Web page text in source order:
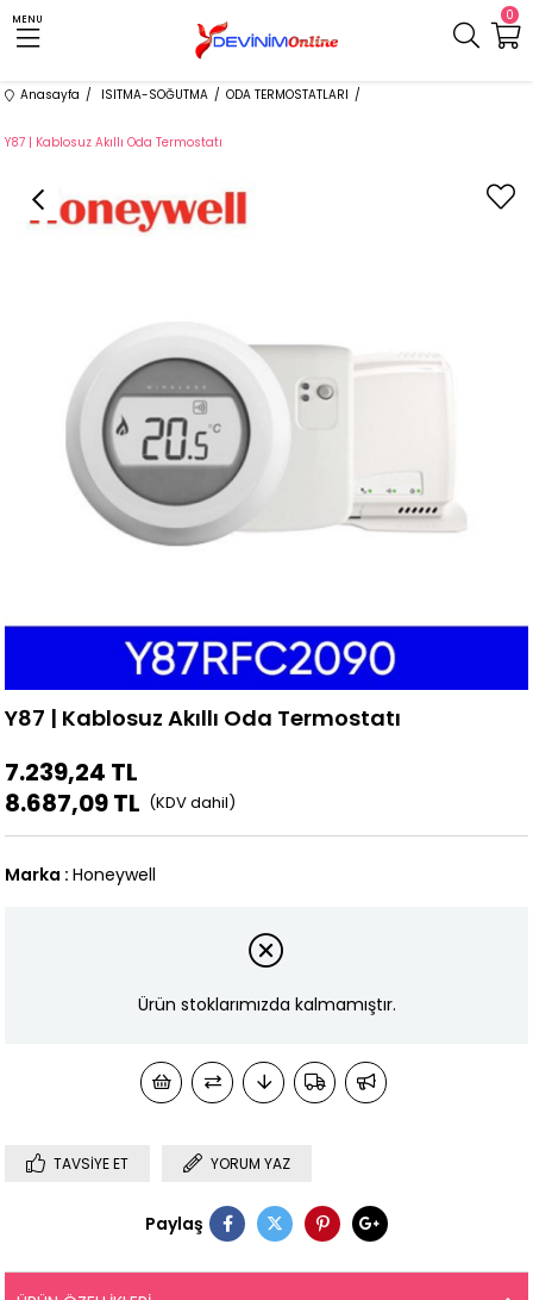
0
MENU
Anasayfa ISITMA-SOĞUTMA ODA TERMOSTATLARI
Y87 | Kablosuz Akıllı Oda Termostatı
Y87 | Kablosuz Akıllı Oda Termostatı
7.239,24 TL
8.687,09 TL
Marka : Honeywell
Ürün stoklarımızda kalmamıştır.
TAVSIYE ET YORUM YAZ
Paylaş